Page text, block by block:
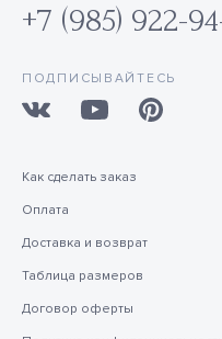
+7 (985) 922-
ПОДПИСЫВАЙТЕСЬ
Как сделать заказ
Оплата
Доставка и возврат
Таблица размеров
Договор оферты